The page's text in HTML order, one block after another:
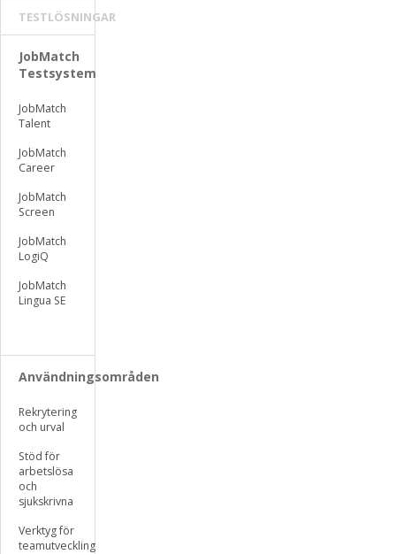
TESTLÖSNINGAR
JobMatch
Testsystem
JobMatch
Talent
JobMatch
Career
JobMatch
Screen
JobMatch
LogiQ
JobMatch
Lingua SE
Användningsområden
Rekrytering
och urval
Stöd för
arbetslösa
och
sjukskrivna
Verktyg för
teamutveckling